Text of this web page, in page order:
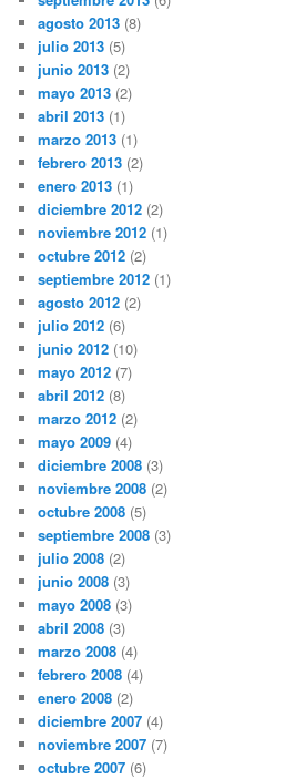
agosto 2013 (8)
julio 2013 (5)
junio 2013 (2)
mayo 2013 (2)
abril 2013 (1)
marzo 2013 (1)
febrero 2013 (2)
enero 2013 (1)
diciembre 2012 (2)
noviembre 2012 (1)
octubre 2012 (2)
septiembre 2012 (1)
agosto 2012 (2)
julio 2012 (6)
junio 2012 (10)
mayo 2012 (7)
abril 2012 (8)
marzo 2012 (2)
mayo 2009 (4)
diciembre 2008 (3)
noviembre 2008 (2)
octubre 2008 (5)
septiembre 2008 (3)
julio 2008 (2)
junio 2008 (3)
mayo 2008 (3)
abril 2008 (3)
marzo 2008 (4)
febrero 2008 (4)
enero 2008 (2)
diciembre 2007 (4)
noviembre 2007 (7)
octubre 2007 (6)